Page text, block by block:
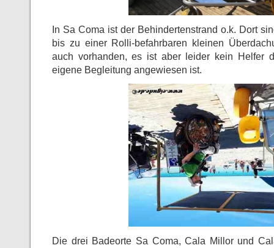
In Sa Coma ist der Behindertenstrand o.k. Dort
bis zu einer Rolli-befahrbaren kleinen
auch vorhanden, es ist aber leider kein Helfer
eigene Begleitung angewiesen ist.
Die drei Badeorte Sa Coma, Cala Millor und